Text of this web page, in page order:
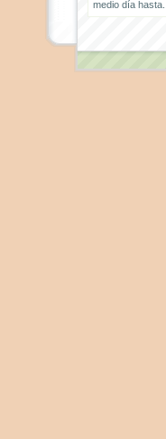
medio día hasta...